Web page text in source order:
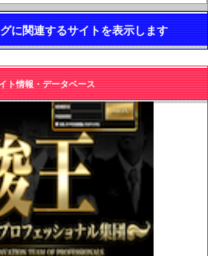
に関連するサイトを表示します
ト情報・データベース